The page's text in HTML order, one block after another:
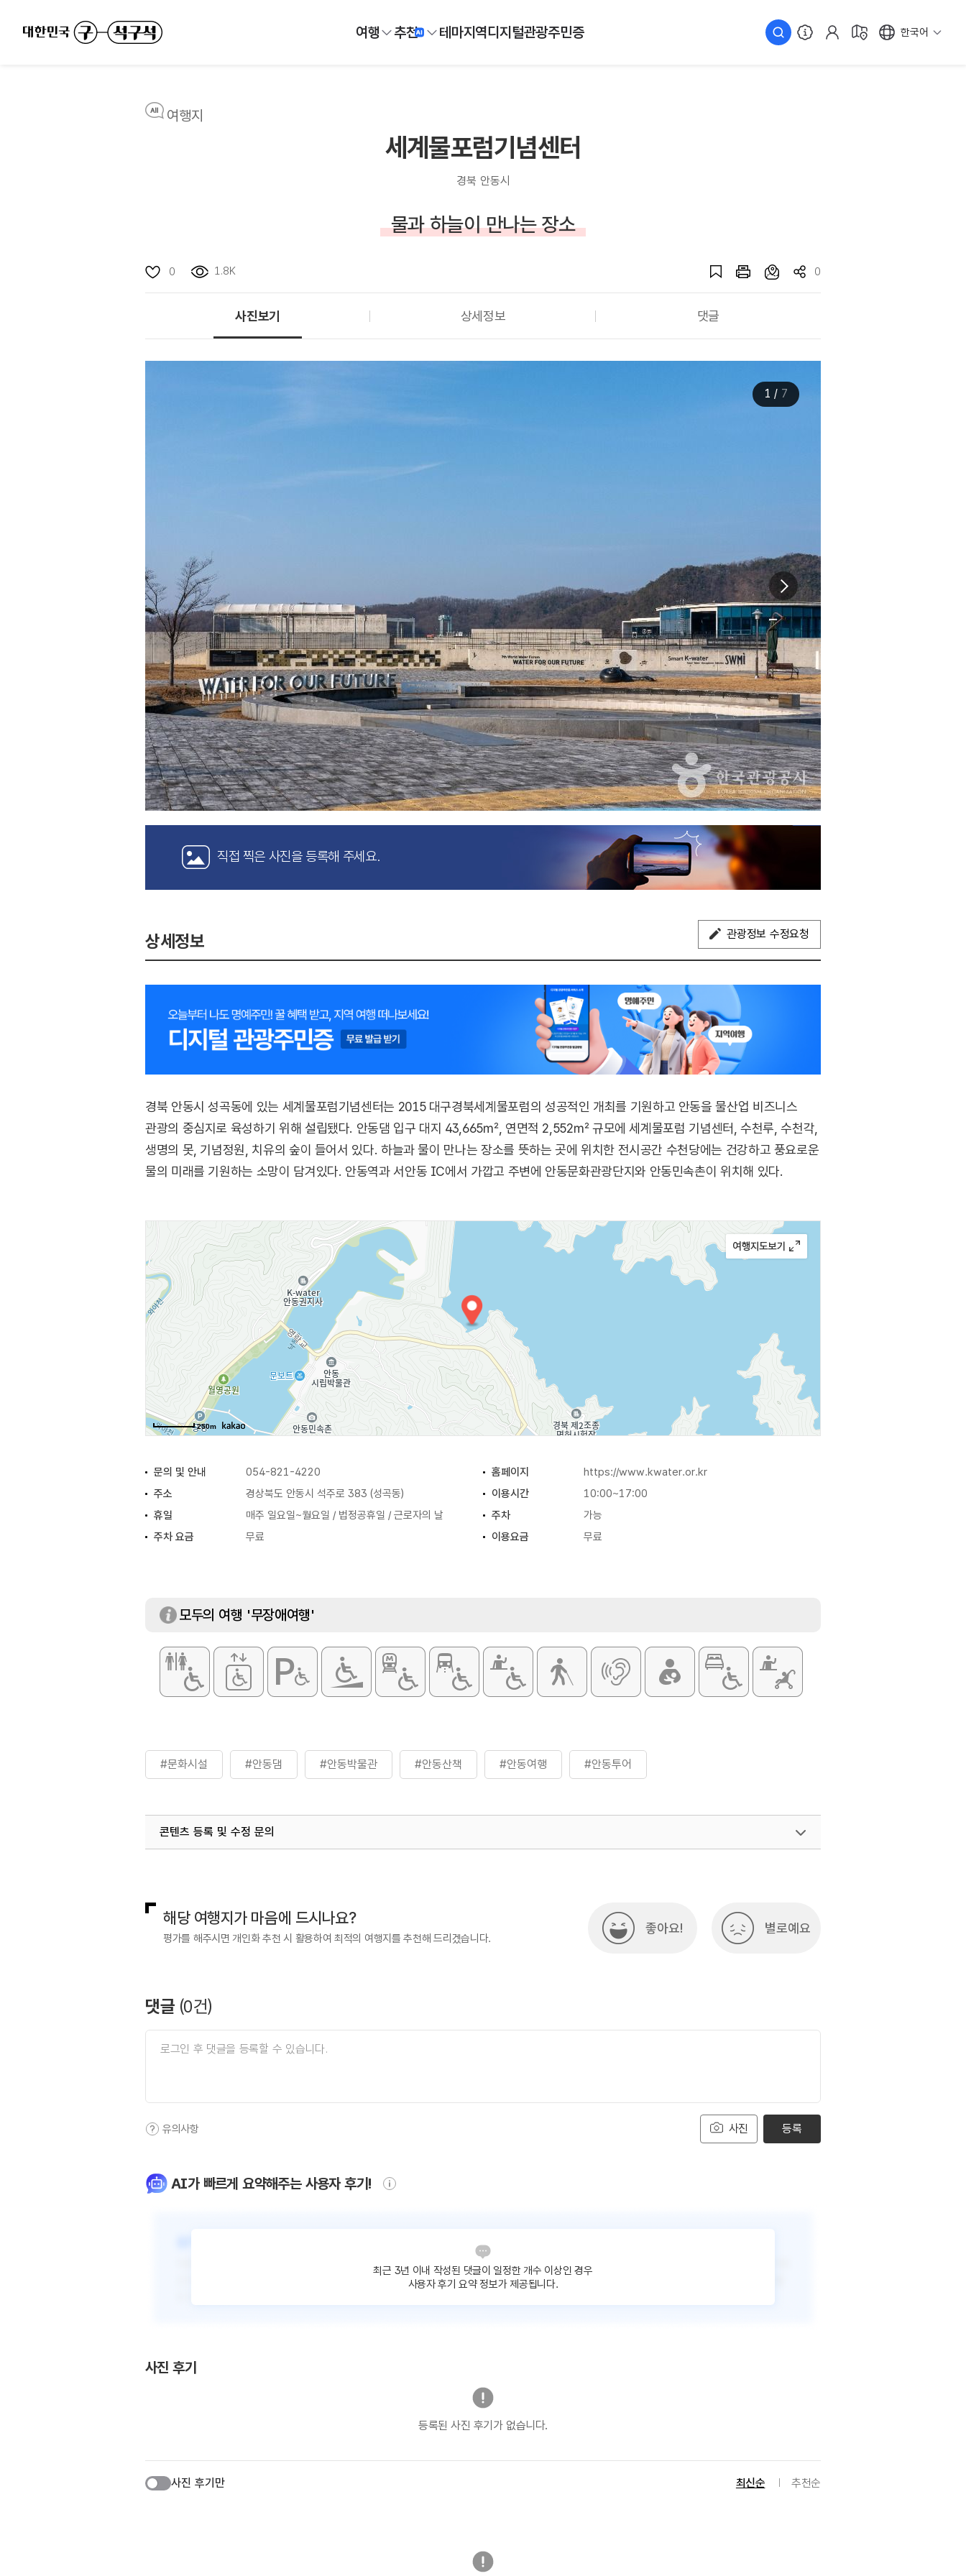
여행 추천 테마지역디지털관광주민증 한국어
여행지
세계물포럼기념센터
경북 안동시
물과 하늘이 만나는 장소
0 1.8K 0
사진보기 상세정보 댓글
1 / 7
직접 찍은 사진을 등록해 주세요.
상세정보 관광정보 수정요청
경북 안동시 성곡동에 있는 세계물포럼기념센터는 2015 대구경북세계물포럼의 성공적인 개최를 기원하고 안동을 물산업 비즈니스
관광의 중심지로 육성하기 위해 설립됐다. 안동댐 입구 대지 43,665㎡, 연면적 2,552㎡ 규모에 세계물포럼 기념센터, 수천루, 수천각,
생명의 못, 기념정원, 치유의 숲이 들어서 있다. 하늘과 물이 만나는 장소를 뜻하는 곳에 위치한 전시공간 수천당에는 건강하고 풍요로운
물의 미래를 기원하는 소망이 담겨있다. 안동역과 서안동 IC에서 가깝고 주변에 안동문화관광단지와 안동민속촌이 위치해 있다.
250m
문의 및 안내 054-821-4220 홈페이지
https://www.kwater.or.kr
주소
경상북도 안동시 석주로 383 (성곡동) 이용시간
10:00~17:00
휴일
매주 일요일~월요일 / 법정공휴일 / 근로자의 날 주차
가능
주차 요금
무료 이용요금 무료
모두의 여행 '무장애여행'
#문화시설 #안동댐 #안동박물관 #안동산책 #안동여행 #안동투어
콘텐츠 등록 및 수정 문의
해당 여행지가 마음에 드시나요?
평가를 해주시면 개인화 추천 시 활용하여 최적의 여행지를 추천해 드리겠습니다.
좋아요! 별로예요
댓글 (0건)
사진
유의사항 등록
AI가 빠르게 요약해주는 사용자 후기!
최근 3년 이내 작성된 댓글이 일정한 개수 이상인 경우
사용자 후기 요약 정보가 제공됩니다.
사진 후기
등록된 사진 후기가 없습니다.
사진 후기만 최신순 추천순